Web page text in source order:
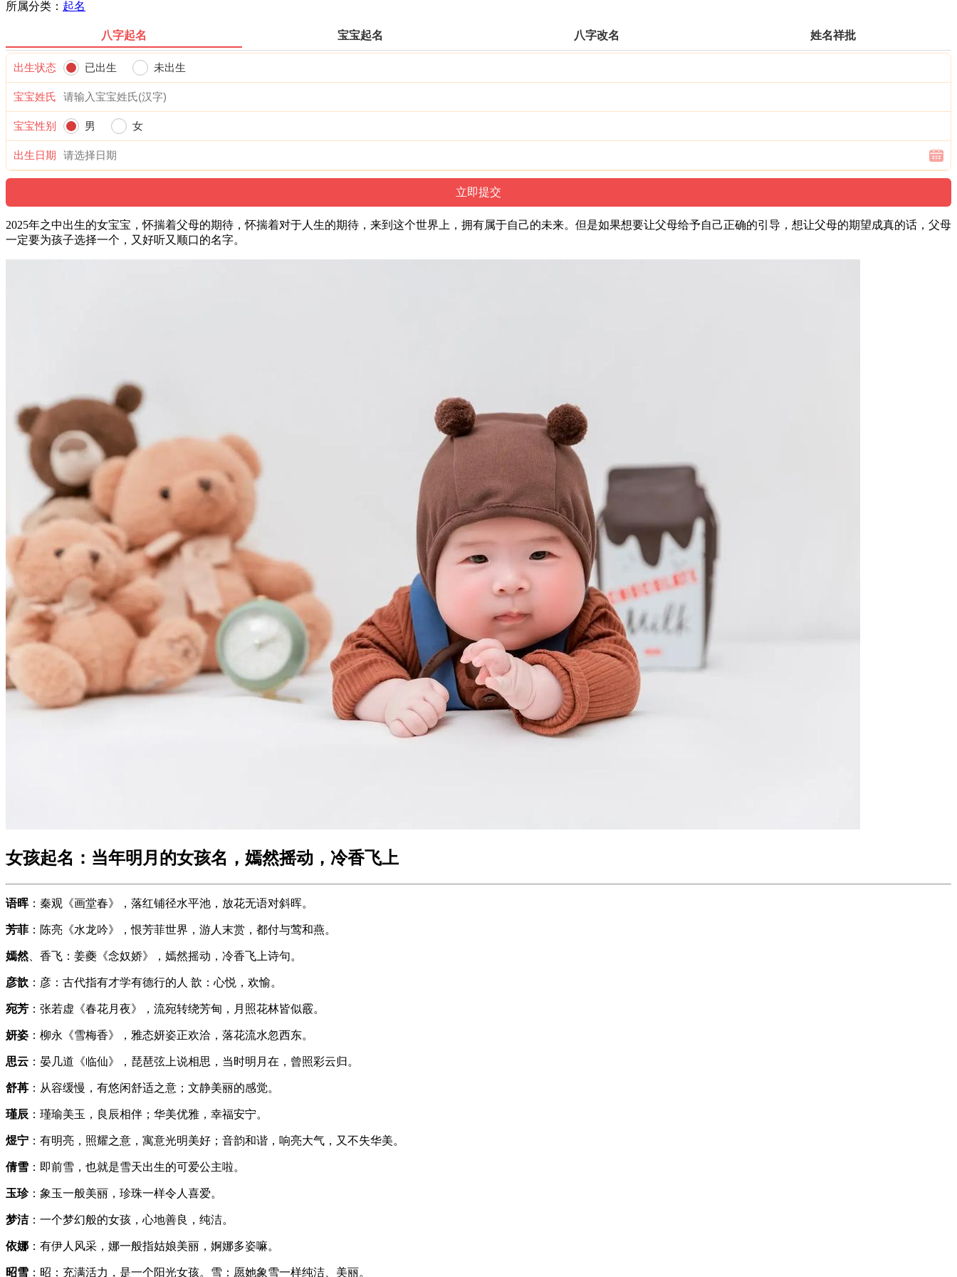
所属分类： 起名
八字起名 宝宝起名 八字改名 姓名祥批
出生状态 已出生 未出生
宝宝姓氏
宝宝性别 男 女
出生日期
2025年之中出生的女宝宝，怀揣着父母的期待，怀揣着对于人生的期待，来到这个世界上，拥有属于自己的未来。但是如果想要让父母给予自己正确的引导，想让父母的期望成真的话，父母
一定要为孩子选择一个，又好听又顺口的名字。
女孩起名：当年明月的女孩名，嫣然摇动，冷香飞上
语晖：秦观《画堂春》，落红铺径水平池，放花无语对斜晖。
芳菲 ：陈亮《水龙吟》，恨芳菲世界，游人末赏，都付与莺和燕。
嫣然、香飞：姜夔《念奴娇》，嫣然摇动，冷香飞上诗句。
彦歆 ：彦：古代指有才学有德行的人 歆：心悦，欢愉。
宛芳 ：张若虚《春花月夜》，流宛转绕芳甸，月照花林皆似霰。
妍姿 ：柳永《雪梅香》，雅态妍姿正欢洽，落花流水忽西东。
思云 ：晏几道《临仙》，琵琶弦上说相思，当时明月在，曾照彩云归。
舒苒 ：从容缓慢，有悠闲舒适之意；文静美丽的感觉。
瑾辰 ：瑾瑜美玉，良辰相伴；华美优雅，幸福安宁。
煜宁 ：有明亮，照耀之意，寓意光明美好；音韵和谐，响亮大气，又不失华美。
倩雪 ：即前雪，也就是雪天出生的可爱公主啦。
玉珍：象玉一般美丽，珍珠一样令人喜爱。
梦洁：一个梦幻般的女孩，心地善良，纯洁。
依娜 ：有伊人风采，娜一般指姑娘美丽，婀娜多姿嘛。
昭雪 ：昭：充满活力，是一个阳光女孩。雪：愿她象雪一样纯洁、美丽。